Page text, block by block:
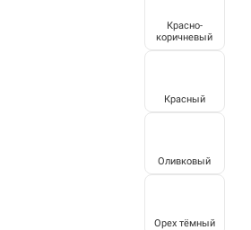
Красно-
коричневый
Красный
Оливковый
Орех тёмный